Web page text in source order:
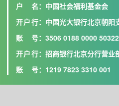
户名：中国社会福利基金会
开户行：中国光大银行北京朝阳
账号：3506 0188 0000 50322
开户行：招商银行北京分行营业
账号：1219 7823 3310 001